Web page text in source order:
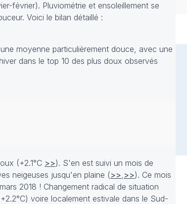
février). Pluviométrie et ensoleillement se
Voici le bilan détaillé :
moyenne particulièrement douce, avec une
dans le top 10 des plus doux observés
(+2.1°C >>). S'en est suivi un mois de
neigeuses jusqu'en plaine (>>, >>). Ce mois
2018 ! Changement radical de situation
voire localement estivale dans le Sud-